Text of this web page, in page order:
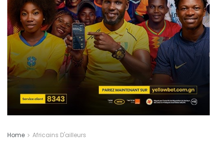
Home Africains D'ailleurs